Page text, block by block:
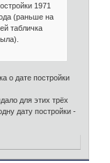
1971
(раньше на
табличка
о дате постройки
для этих трёх
дату постройки -